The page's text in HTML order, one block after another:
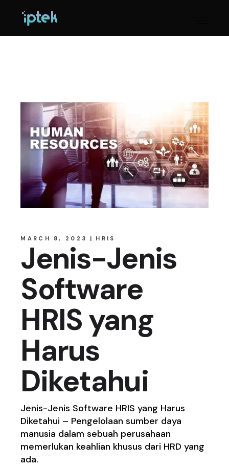
MARCH 8, 2023 HRIS
Jenis-Jenis
Software
HRIS yang
Harus
Diketahui
Jenis-Jenis Software HRIS yang Harus
Diketahui – Pengelolaan sumber daya
manusia dalam sebuah perusahaan
memerlukan keahlian khusus dari HRD yang
ada.